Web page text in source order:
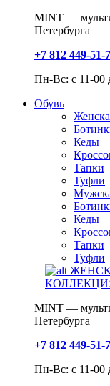
MINT —
Петербурга
+7 812 449-51-
Пн-Вс: с 11-00
Обувь
Кеды
Тапки
Туфли
Кеды
Тапки
Туфли
MINT —
Петербурга
+7 812 449-51-
Пн-Вс: с 11-00